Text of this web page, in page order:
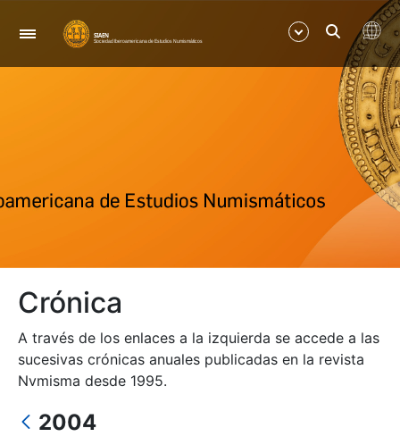
Navegación
Mostrar/Ocultar
Mostrar/Ocultar
Mostrar/Ocultar
Crónica
A través de los enlaces a la izquierda se accede a las
sucesivas crónicas anuales publicadas en la revista
Nvmisma desde 1995.
2004